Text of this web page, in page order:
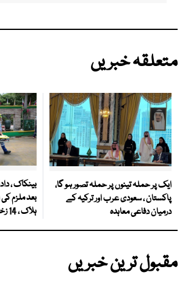
متعلقہ خبریں
ایک پر حملہ تینوں پر حملہ تصور ہو گا،
پاکستان ، سعودی عرب اور ترکیہ کے
درمیان دفاعی معاہدہ
بینکاک ،
ہلاک ، 14 زخمی
مقبول ترین خبریں